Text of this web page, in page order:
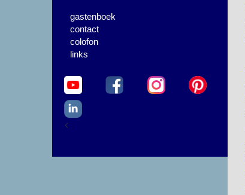
gastenboek
contact
colofon
links
<